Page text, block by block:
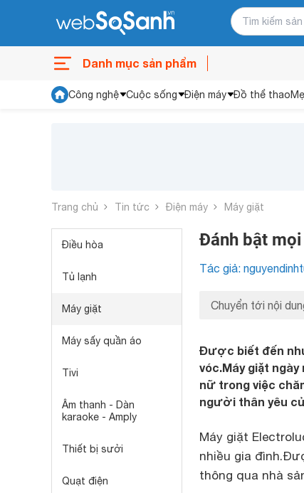
Danh mục sản phẩm
Công nghệ Cuộc sống Điện máy Đồ thể thao
Trang chủ Tin tức Điện máy Máy giặt
Điều hòa
Tủ lạnh
Máy giặt
Máy sấy quần áo
Tivi
Âm thanh - Dàn
karaoke - Amply
Thiết bị sưởi
Quạt điện
Đánh bật
Tác giả:
Chuyển tới nội
Được biết đến
vóc.Máy giặt
nữ trong việc
người thân yêu
Máy giặt
nhiều gia
thông qua nhà